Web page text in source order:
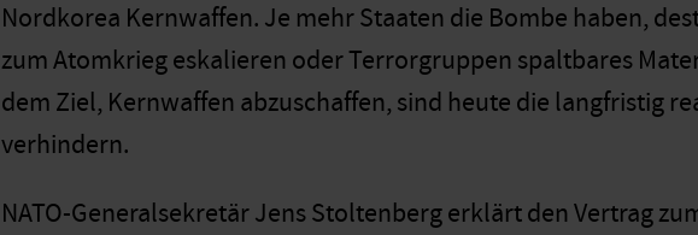
Nordkorea Kernwaffen. Je mehr Staaten die Bombe haben,
zum Atomkrieg eskalieren oder Terrorgruppen spaltbares
dem Ziel, Kernwaffen abzuschaffen, sind heute die langfristig
verhindern.
NATO-Generalsekretär Jens Stoltenberg erklärt den Vertrag